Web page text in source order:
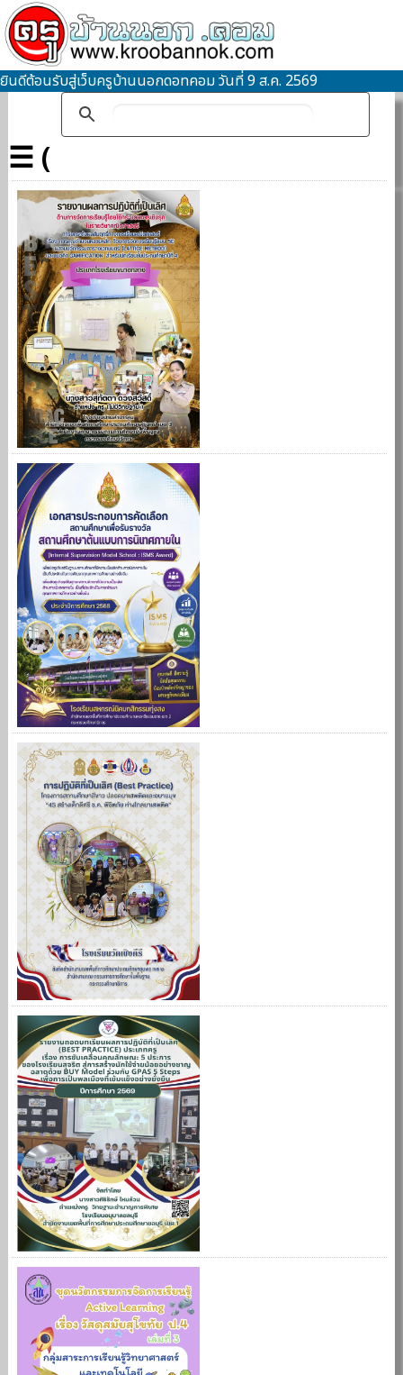
ยินดีต้อนรับสู่เว็บครูบ้านนอกดอทคอม วันที่ 9 ส.ค. 2569
☰ (